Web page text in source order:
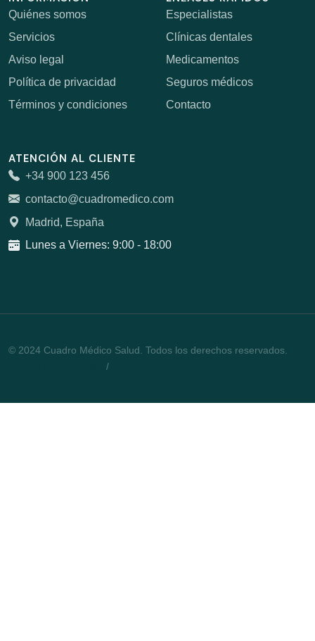
Quiénes somos
Servicios
Aviso legal
Política de privacidad
Términos y condiciones
Especialistas
Clínicas dentales
Medicamentos
Seguros médicos
Contacto
ATENCIÓN AL CLIENTE
+34 900 123 456
contacto@cuadromedico.com
Madrid, España
Lunes a Viernes: 9:00 - 18:00
© 2024 Cuadro Médico Salud. Todos los derechos reservados.
/